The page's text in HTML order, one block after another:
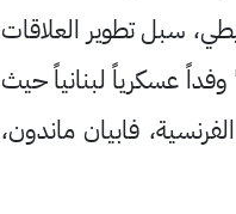
سبل تطوير العلاقات
عسكرياً لبنانياً حيث
فابيان ماندون،